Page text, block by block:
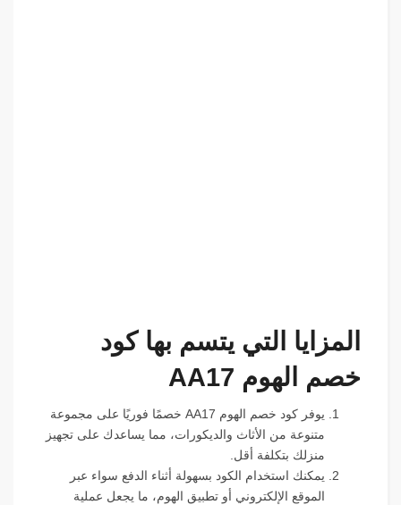
المزايا التي يتسم بها كود
خصم الهوم AA17
يوفر كود خصم الهوم AA17 خصمًا فوريًا على مجموعة
متنوعة من الأثاث والديكورات، مما يساعدك على تجهيز
منزلك بتكلفة أقل.
يمكنك استخدام الكود بسهولة أثناء الدفع سواء عبر
الموقع الإلكتروني أو تطبيق الهوم، ما يجعل عملية